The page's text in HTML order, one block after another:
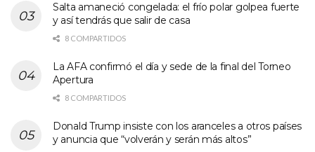
Salta amaneció congelada: el frío polar golpea fuerte
y así tendrás que salir de casa
8 COMPARTIDOS
La AFA confirmó el día y sede de la final del Torneo
Apertura
8 COMPARTIDOS
Donald Trump insiste con los aranceles a otros países
y anuncia que “volverán y serán más altos”